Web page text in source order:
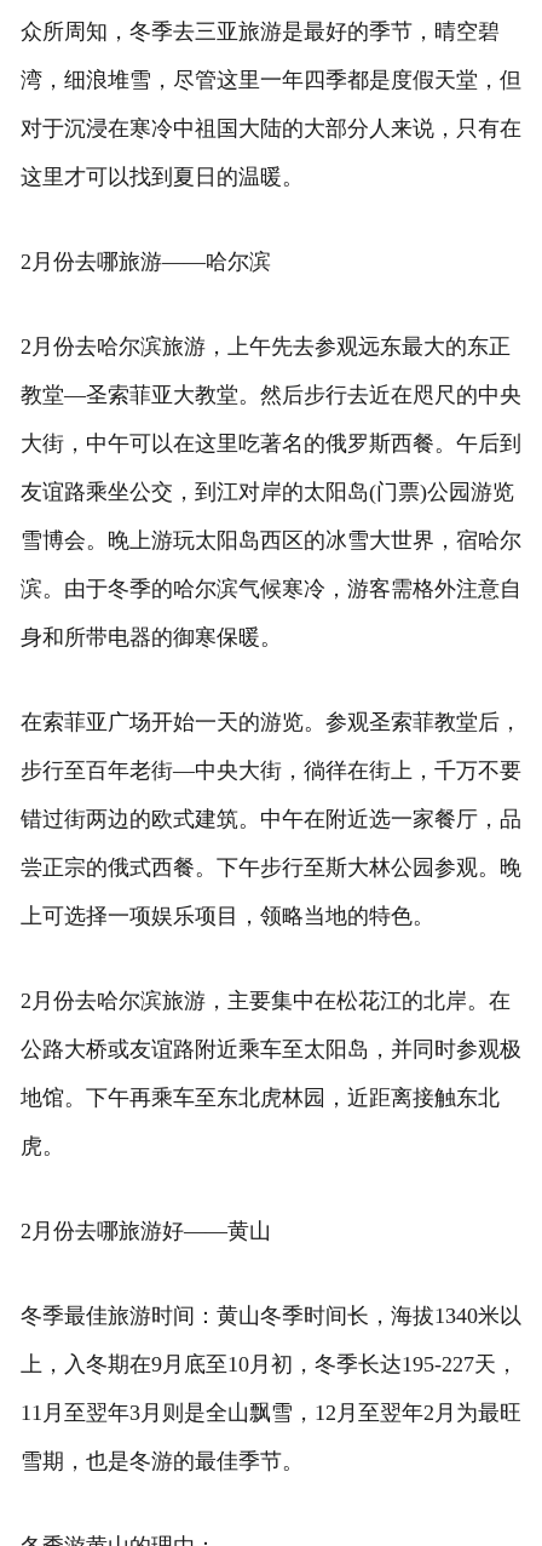
众所周知，冬季去三亚旅游是最好的季节，晴空碧
湾，细浪堆雪，尽管这里一年四季都是度假天堂，但
对于沉浸在寒冷中祖国大陆的大部分人来说，只有在
这里才可以找到夏日的温暖。
2月份去哪旅游——哈尔滨
2月份去哈尔滨旅游，上午先去参观远东最大的东正
教堂—圣索菲亚大教堂。然后步行去近在咫尺的中央
大街，中午可以在这里吃著名的俄罗斯西餐。午后到
友谊路乘坐公交，到江对岸的太阳岛(门票)公园游览
雪博会。晚上游玩太阳岛西区的冰雪大世界，宿哈尔
滨。由于冬季的哈尔滨气候寒冷，游客需格外注意自
身和所带电器的御寒保暖。
在索菲亚广场开始一天的游览。参观圣索菲教堂后，
步行至百年老街—中央大街，徜徉在街上，千万不要
错过街两边的欧式建筑。中午在附近选一家餐厅，品
尝正宗的俄式西餐。下午步行至斯大林公园参观。晚
上可选择一项娱乐项目，领略当地的特色。
2月份去哈尔滨旅游，主要集中在松花江的北岸。在
公路大桥或友谊路附近乘车至太阳岛，并同时参观极
地馆。下午再乘车至东北虎林园，近距离接触东北
虎。
2月份去哪旅游好——黄山
冬季最佳旅游时间：黄山冬季时间长，海拔1340米以
上，入冬期在9月底至10月初，冬季长达195-227天，
11月至翌年3月则是全山飘雪，12月至翌年2月为最旺
雪期，也是冬游的最佳季节。